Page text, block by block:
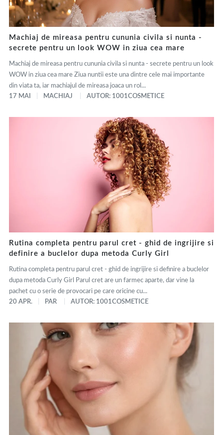
Machiaj de mireasa pentru cununia civila si nunta -
secrete pentru un look WOW in ziua cea mare
Machiaj de mireasa pentru cununia civila si nunta - secrete pentru un look
WOW in ziua cea mare Ziua nuntii este una dintre cele mai importante
din viata ta, iar machiajul de mireasa joaca un rol...
17 MAI
MACHIAJ AUTOR: 1001COSMETICE
Rutina completa pentru parul cret - ghid de ingrijire si
definire a buclelor dupa metoda Curly Girl
Rutina completa pentru parul cret - ghid de ingrijire si definire a buclelor
dupa metoda Curly Girl Parul cret are un farmec aparte, dar vine la
pachet cu o serie de provocari pe care oricine cu...
20 APR.
PAR AUTOR: 1001COSMETICE